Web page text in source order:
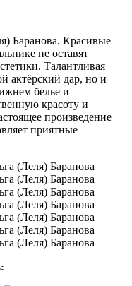
Баранова. Красивые
не оставят
Талантливая
актёрский дар, но и
белье и
красоту и
произведение
приятные